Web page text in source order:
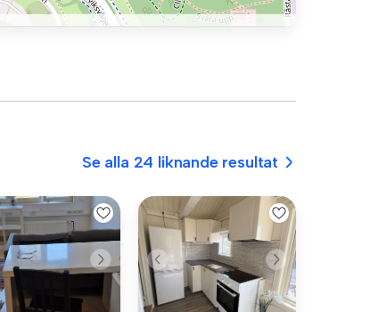
Se alla 24 liknande resultat